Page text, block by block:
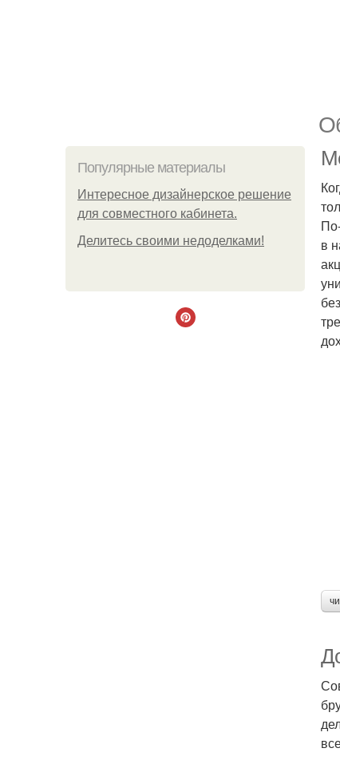
Популярные материалы
Интересное дизайнерское решение
для совместного кабинета.
Делитесь своими недоделками!
в